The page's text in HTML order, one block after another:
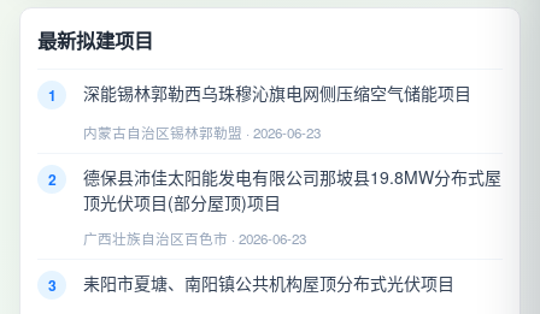
最新拟建项目
1 深能锡林郭勒西乌珠穆沁旗电网侧压缩空气储能项目
内蒙古自治区锡林郭勒盟 · 2026-06-23
2
德保县沛佳太阳能发电有限公司那坡县19.8MW分布式屋
顶光伏项目(部分屋顶)项目
广西壮族自治区百色市 · 2026-06-23
3 耒阳市夏塘、南阳镇公共机构屋顶分布式光伏项目